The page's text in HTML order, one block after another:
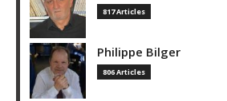
817 Articles
Philippe Bilger
806 Articles